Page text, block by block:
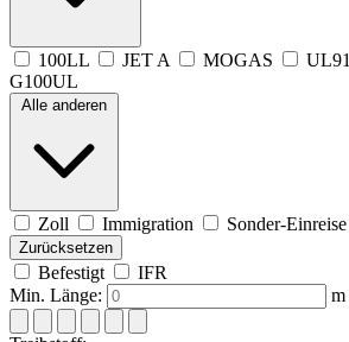
100LL JET A MOGAS UL91
G100UL
Alle anderen
Zoll Immigration Sonder-Einreise
Zurücksetzen
Befestigt
IFR
Min. Länge:
m